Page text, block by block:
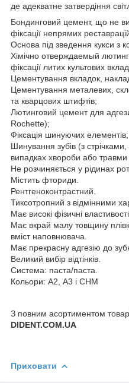
де адекватне затвердіння
Бондинговий цемент, що не
фіксації непрямих
Основа під зведення кукси з
Хімічно отверждаемый
фіксації литих культових
Цементування вкладок,
Цементування металевих,
та кварцових штифтів;
Лютинговий цемент для
Rochette);
Фіксація шинуючих елементів;
Шинування зубів (з
випадках хвороби або травми
Не розчиняється у рідинах
Містить фториди.
Рентгеноконтрастний.
Тиксотропний з відмінними
Має високі фізичні властивості.
Має вкрай малу товщину
вміст наповнювача.
Має прекрасну адгезію до
Великий вибір відтінків.
Система: паста/паста.
Кольори: А2, А3 і СНМ
З повним асортиментом
DIDENT.COM.UA
Приховати